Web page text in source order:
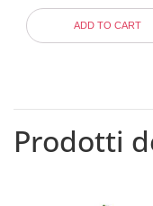
ADD TO CART
Prodotti